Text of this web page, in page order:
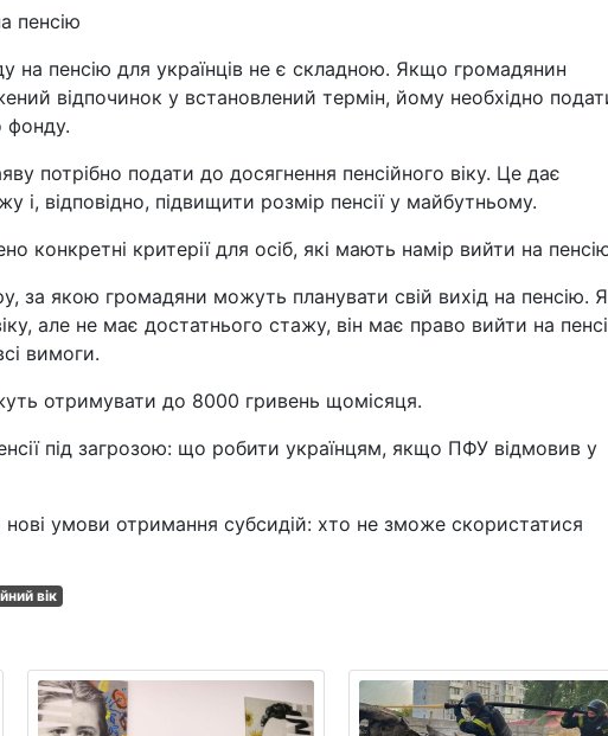
пенсію
на пенсію для українців не є складною. Якщо громадянин
відпочинок у встановлений термін, йому необхідно
фонду.
потрібно подати до досягнення пенсійного віку. Це дає
і, відповідно, підвищити розмір пенсії у майбутньому.
конкретні критерії для осіб, які мають намір вийти на
за якою громадяни можуть планувати свій вихід на пенсію.
але не має достатнього стажу, він має право вийти на
вимоги.
отримувати до 8000 гривень щомісяця.
під загрозою: що робити українцям, якщо ПФУ відмовив у
умови отримання субсидій: хто не зможе скористатися
вік